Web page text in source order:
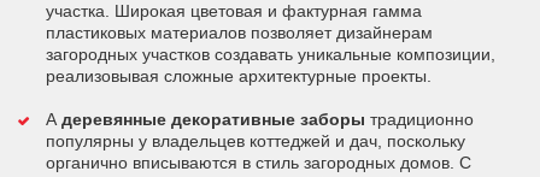
участка. Широкая цветовая и фактурная гамма
пластиковых материалов позволяет дизайнерам
загородных участков создавать уникальные композиции,
реализовывая сложные архитектурные проекты.
А деревянные декоративные заборы традиционно
популярны у владельцев коттеджей и дач, поскольку
органично вписываются в стиль загородных домов. С